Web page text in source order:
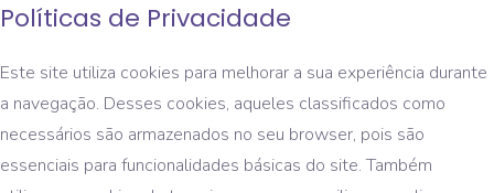
Políticas de Privacidade
Este site utiliza cookies para melhorar a sua experiência durante
a navegação. Desses cookies, aqueles classificados como
necessários são armazenados no seu browser, pois são
essenciais para funcionalidades básicas do site. Também